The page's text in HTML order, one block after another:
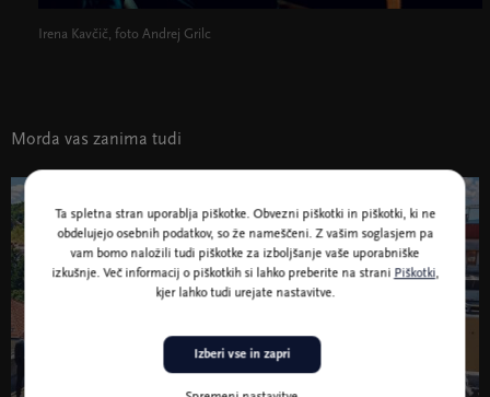
Irena Kavčič, foto Andrej Grilc
Morda vas zanima tudi
11. jun. 2026 - 30. jun. 2027
Kromatika 2026/27
PROGRAM KROMATIKA 2026/27
Ta spletna stran uporablja piškotke. Obvezni piškotki in piškotki, ki ne
obdelujejo osebnih podatkov, so že nameščeni. Z vašim soglasjem pa
vam bomo naložili tudi piškotke za izboljšanje vaše uporabniške
izkušnje. Več informacij o piškotkih si lahko preberite na strani Piškotki,
kjer lahko tudi urejate nastavitve.
Izberi vse in zapri